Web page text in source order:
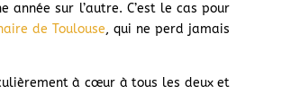
année sur l’autre. C’est le cas pour
de Toulouse, qui ne perd jamais
à cœur à tous les deux et